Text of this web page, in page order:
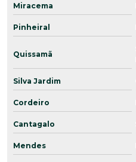
Miracema
Pinheiral
Quissamã
Silva Jardim
Cordeiro
Cantagalo
Mendes